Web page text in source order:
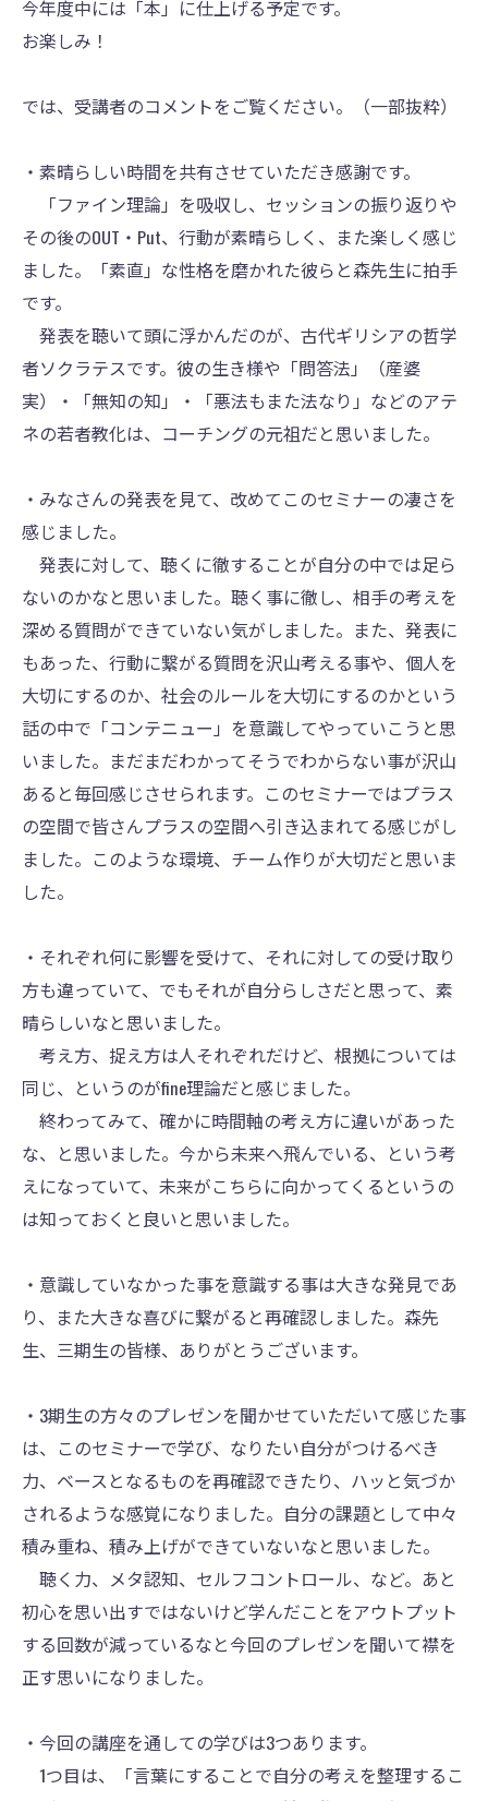
今年度中には「本」に仕上げる予定です。
お楽しみ！
では、受講者のコメントをご覧ください。（一部抜粋）
・素晴らしい時間を共有させていただき感謝です。
「ファイン理論」を吸収し、セッションの振り返りや
その後のOUT・Put、行動が素晴らしく、また楽しく感じ
ました。「素直」な性格を磨かれた彼らと森先生に拍手
です。
発表を聴いて頭に浮かんだのが、古代ギリシアの哲学
者ソクラテスです。彼の生き様や「問答法」（産婆
実）・「無知の知」・「悪法もまた法なり」などのアテ
ネの若者教化は、コーチングの元祖だと思いました。
・みなさんの発表を見て、改めてこのセミナーの凄さを
感じました。
発表に対して、聴くに徹することが自分の中では足ら
ないのかなと思いました。聴く事に徹し、相手の考えを
深める質問ができていない気がしました。また、発表に
もあった、行動に繋がる質問を沢山考える事や、個人を
大切にするのか、社会のルールを大切にするのかという
話の中で「コンテニュー」を意識してやっていこうと思
いました。まだまだわかってそうでわからない事が沢山
あると毎回感じさせられます。このセミナーではプラス
の空間で皆さんプラスの空間へ引き込まれてる感じがし
ました。このような環境、チーム作りが大切だと思いま
した。
・それぞれ何に影響を受けて、それに対しての受け取り
方も違っていて、でもそれが自分らしさだと思って、素
晴らしいなと思いました。
考え方、捉え方は人それぞれだけど、根拠については
同じ、というのがfine理論だと感じました。
終わってみて、確かに時間軸の考え方に違いがあった
な、と思いました。今から未来へ飛んでいる、という考
えになっていて、未来がこちらに向かってくるというの
は知っておくと良いと思いました。
・意識していなかった事を意識する事は大きな発見であ
り、また大きな喜びに繋がると再確認しました。森先
生、三期生の皆様、ありがとうございます。
・3期生の方々のプレゼンを聞かせていただいて感じた事
は、このセミナーで学び、なりたい自分がつけるべき
力、ベースとなるものを再確認できたり、ハッと気づか
されるような感覚になりました。自分の課題として中々
積み重ね、積み上げができていないなと思いました。
聴く力、メタ認知、セルフコントロール、など。あと
初心を思い出すではないけど学んだことをアウトプット
する回数が減っているなと今回のプレゼンを聞いて襟を
正す思いになりました。
・今回の講座を通しての学びは3つあります。
1つ目は、「言葉にすることで自分の考えを整理するこ